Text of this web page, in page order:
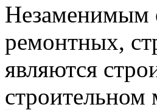
Незаменимым
ремонтных,
являются
строительном